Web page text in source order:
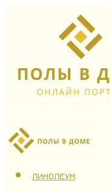
ЛАМИНАТ
ЛИНОЛЕУМ